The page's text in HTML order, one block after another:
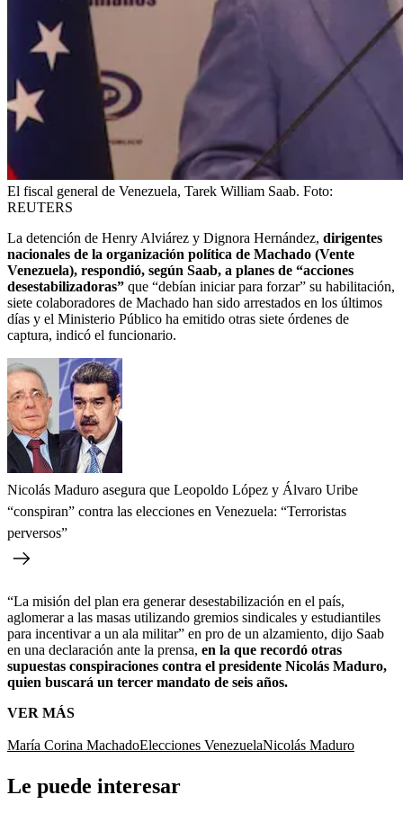
El fiscal general de Venezuela, Tarek William Saab. Foto:
REUTERS
La detención de Henry Alviárez y Dignora Hernández, dirigentes
nacionales de la organización política de Machado (Vente
Venezuela), respondió, según Saab, a planes de “acciones
desestabilizadoras” que “debían iniciar para forzar” su habilitación,
siete colaboradores de Machado han sido arrestados en los últimos
días y el Ministerio Público ha emitido otras siete órdenes de
captura, indicó el funcionario.
Nicolás Maduro asegura que Leopoldo López y Álvaro Uribe
“conspiran” contra las elecciones en Venezuela: “Terroristas
perversos”
“La misión del plan era generar desestabilización en el país,
aglomerar a las masas utilizando gremios sindicales y estudiantiles
para incentivar a un ala militar” en pro de un alzamiento, dijo Saab
en una declaración ante la prensa, en la que recordó otras
supuestas conspiraciones contra el presidente Nicolás Maduro,
quien buscará un tercer mandato de seis años.
VER MÁS
María Corina MachadoElecciones VenezuelaNicolás Maduro
Le puede interesar